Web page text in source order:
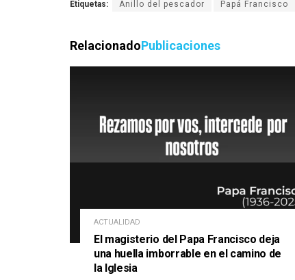
Etiquetas: Anillo del pescador Papá Francisco
RelacionadoPublicaciones
ACTUALIDAD
El magisterio del Papa Francisco deja
una huella imborrable en el camino de
la Iglesia